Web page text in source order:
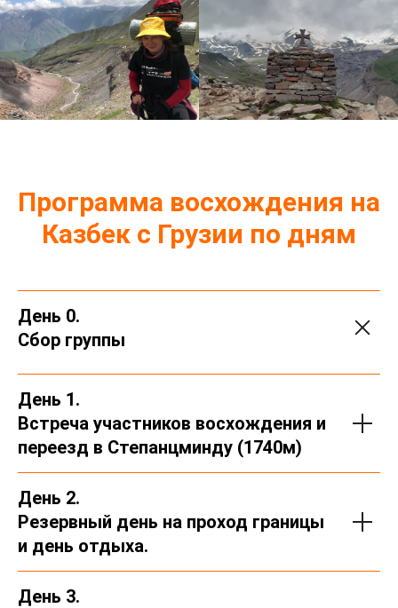
Программа восхождения на
Казбек с Грузии по дням
День 0.
Сбор группы
День 1.
Встреча участников восхождения и
переезд в Степанцминду (1740м)
День 2.
Резервный день на проход границы
и день отдыха.
День 3.